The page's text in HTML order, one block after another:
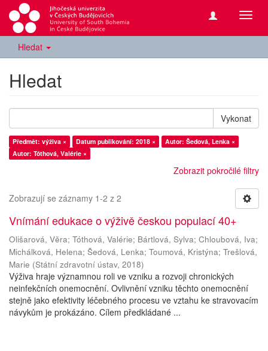
Hledat
Hledat
Vykonat
Předmět: výživa × Datum publikování: 2018 ×
Autor: Šedová, Lenka ×
Autor: Tóthová, Valérie ×
Zobrazit pokročilé filtry
Zobrazují se záznamy 1-2 z 2
Vnímání edukace o výživě českou populací 40+
Olišarová, Věra; Tóthová, Valérie; Bártlová, Sylva; Chloubová, Iva;
Michálková, Helena; Šedová, Lenka; Toumová, Kristýna; Trešlová,
Marie (Státní zdravotní ústav, 2018)
Výživa hraje významnou roli ve vzniku a rozvoji chronických
neinfekčních onemocnění. Ovlivnění vzniku těchto onemocnění
stejně jako efektivity léčebného procesu ve vztahu ke stravovacím
návykům je prokázáno. Cílem předkládané ...